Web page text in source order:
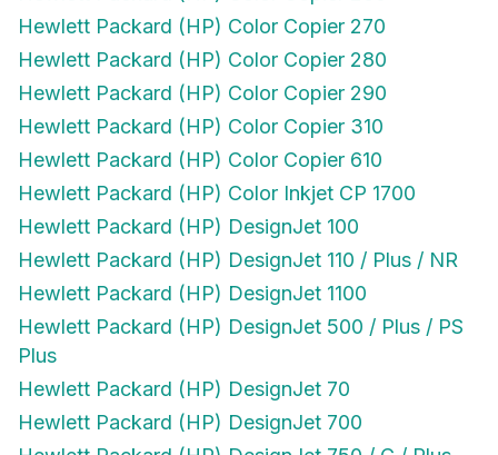
Hewlett Packard (HP) Color Copier 270
Hewlett Packard (HP) Color Copier 280
Hewlett Packard (HP) Color Copier 290
Hewlett Packard (HP) Color Copier 310
Hewlett Packard (HP) Color Copier 610
Hewlett Packard (HP) Color Inkjet CP 1700
Hewlett Packard (HP) DesignJet 100
Hewlett Packard (HP) DesignJet 110 / Plus / NR
Hewlett Packard (HP) DesignJet 1100
Hewlett Packard (HP) DesignJet 500 / Plus / PS
Hewlett Packard (HP) DesignJet 70
Hewlett Packard (HP) DesignJet 700
Hewlett Packard (HP) DesignJet 750 / C / Plus